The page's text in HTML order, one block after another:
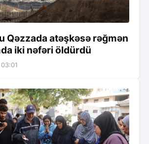
Qəzzada atəşkəsə rəğmən
iki nəfəri öldürdü